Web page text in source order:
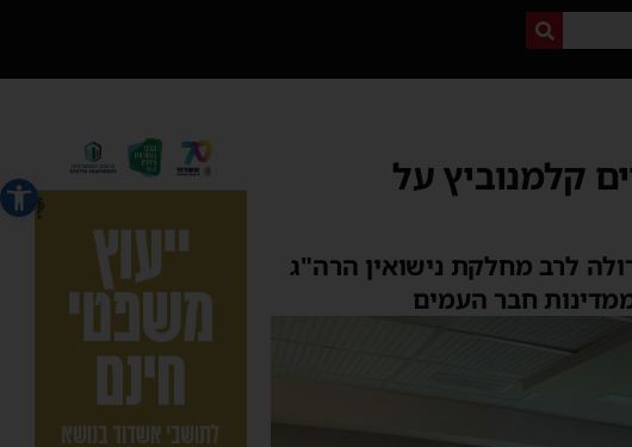
פתח קלמנוביץ על
לרב מחלקת נישואין הרה"ג
חבר העמים